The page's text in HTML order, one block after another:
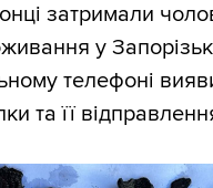
затримали
у
телефоні
та її